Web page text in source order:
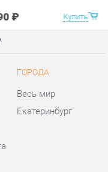
Екатеринбург